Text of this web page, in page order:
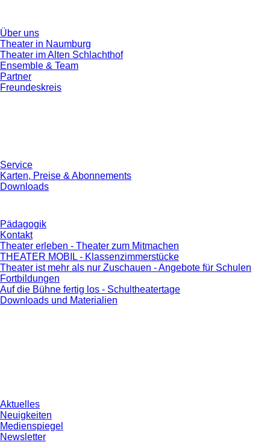
Über uns
Theater in Naumburg
Theater im Alten Schlachthof
Ensemble & Team
Partner
Freundeskreis
Service
Karten, Preise & Abonnements
Downloads
Pädagogik
Kontakt
Theater erleben - Theater zum Mitmachen
THEATER MOBIL - Klassenzimmerstücke
Theater ist mehr als nur Zuschauen - Angebote für Schulen
Fortbildungen
Auf die Bühne fertig los - Schultheatertage
Downloads und Materialien
Aktuelles
Neuigkeiten
Medienspiegel
Newsletter